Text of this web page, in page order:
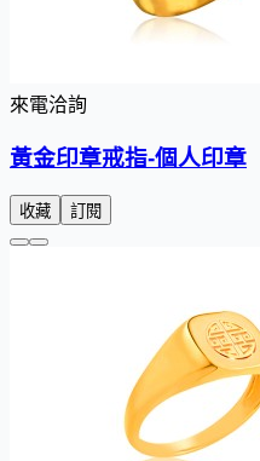
來電洽詢
黃金印章戒指-個人印章
收藏 訂閱